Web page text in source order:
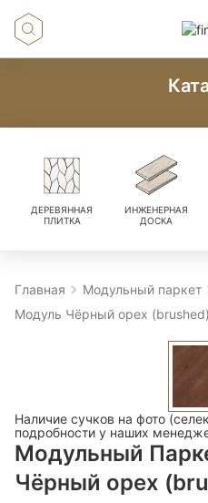
ДЕРЕВЯННАЯ
ПЛИТКА
ИНЖЕНЕРНАЯ
ДОСКА
Главная
Модульный паркет
Модуль Чёрный орех
Наличие сучков на фото
подробности у наших
Модульный
Чёрный орех